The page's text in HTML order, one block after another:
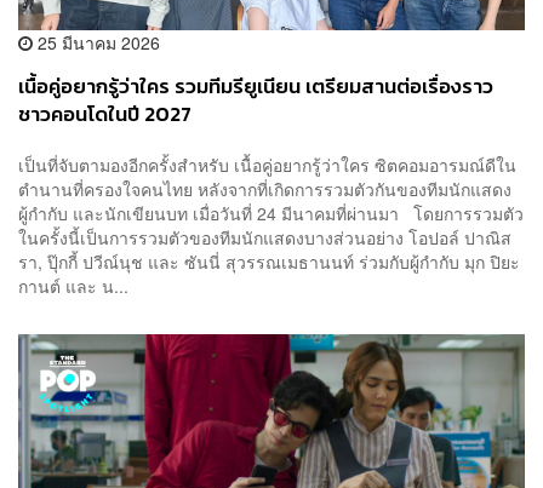
25 มีนาคม 2026
เนื้อคู่อยากรู้ว่าใคร รวมทีมรียูเนียน เตรียมสานต่อเรื่องราว
ชาวคอนโดในปี 2027
เป็นที่จับตามองอีกครั้งสำหรับ เนื้อคู่อยากรู้ว่าใคร ซิตคอมอารมณ์ดีใน
ตำนานที่ครองใจคนไทย หลังจากที่เกิดการรวมตัวกันของทีมนักแสดง
ผู้กำกับ และนักเขียนบท เมื่อวันที่ 24 มีนาคมที่ผ่านมา โดยการรวมตัว
ในครั้งนี้เป็นการรวมตัวของทีมนักแสดงบางส่วนอย่าง โอปอล์ ปาณิส
รา, ปุ๊กกี้ ปวีณ์นุช และ ซันนี่ สุวรรณเมธานนท์ ร่วมกับผู้กำกับ มุก ปิยะ
กานต์ และ น...